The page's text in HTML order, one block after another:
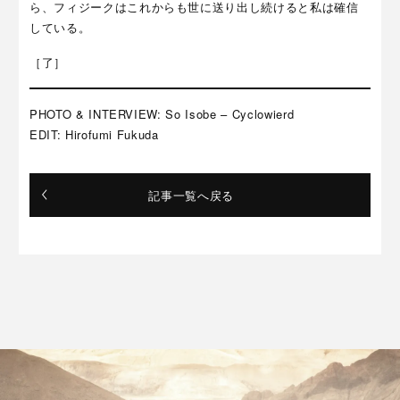
ら、フィジークはこれからも世に送り出し続けると私は確信
している。
［了］
PHOTO & INTERVIEW: So Isobe – Cyclowierd
EDIT: Hirofumi Fukuda
記事一覧へ戻る